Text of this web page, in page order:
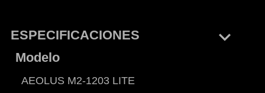
ESPECIFICACIONES keyboard_arrow_right
Modelo
AEOLUS M2-1203 LITE